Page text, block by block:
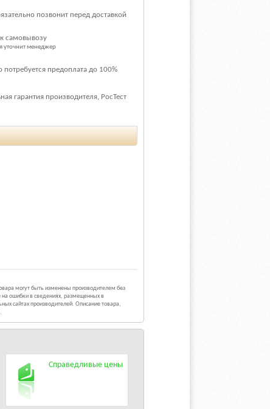
позвонит перед доставкой
самовывозу
уточнит менеджер
предоплата до 100%
гарантия производителя, РосТест
могут быть изменены производителем без
на ошибки в сведениях, размещенных в
сайтах производителей. Описание товара,
Справедливые цены